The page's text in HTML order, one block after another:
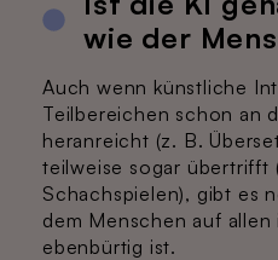
wie der
Auch wenn künstliche
Teilbereichen schon an
heranreicht (z. B.
teilweise sogar übertrifft
Schachspielen), gibt es
dem Menschen auf
ebenbürtig ist.